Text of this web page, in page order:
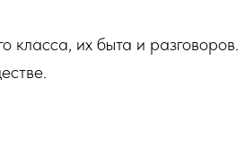
класса, их быта и разговоров.